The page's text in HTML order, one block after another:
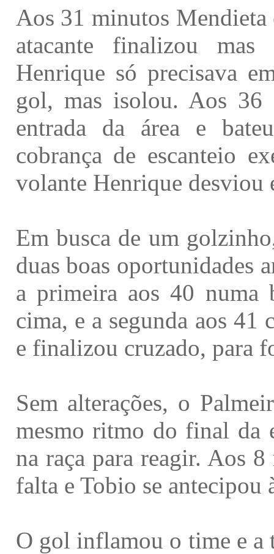
Aos 31 minutos
atacante finalizou
Henrique só precisava
gol, mas isolou. Aos 36
entrada da área e
cobrança de escanteio
volante Henrique desviou
Em busca de um
duas boas oportunidades
a primeira aos 40 numa
cima, e a segunda aos 41
e finalizou cruzado, para
Sem alterações, o
mesmo ritmo do final da
na raça para reagir. Aos
falta e Tobio se antecipou
O gol inflamou o time e